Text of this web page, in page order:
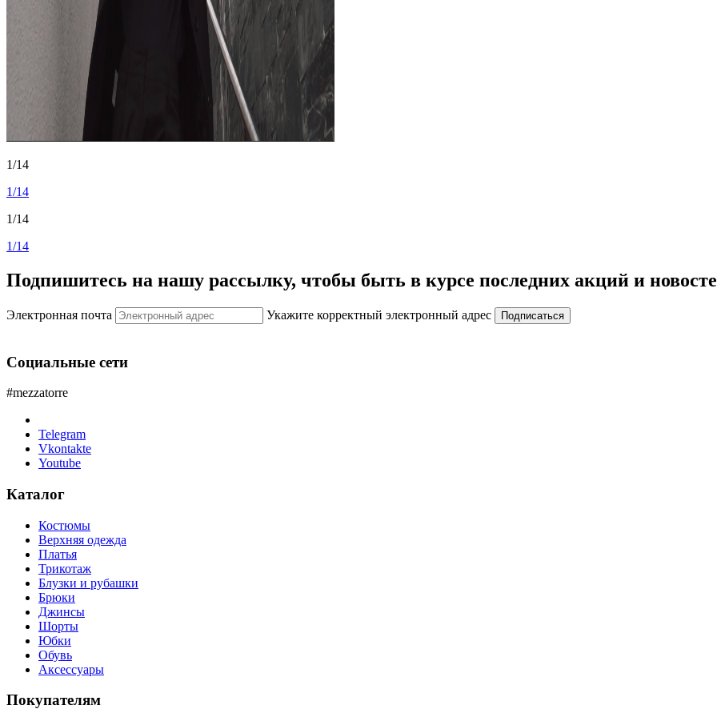
1/14
1/14
1/14
1/14
Подпишитесь на нашу рассылку, чтобы быть в курсе последних акций и
Электронная почта Укажите корректный электронный адрес Подписаться
Социальные сети
#mezzatorre
Telegram
Vkontakte
Youtube
Каталог
Костюмы
Верхняя одежда
Платья
Трикотаж
Блузки и рубашки
Брюки
Джинсы
Шорты
Юбки
Обувь
Аксессуары
Покупателям